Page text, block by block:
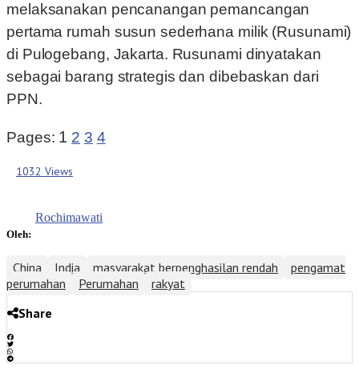
melaksanakan pencanangan pemancangan
pertama rumah susun sederhana milik (Rusunami)
di Pulogebang, Jakarta. Rusunami dinyatakan
sebagai barang strategis dan dibebaskan dari
PPN.
Pages: 1 2 3 4
1032 Views
Oleh:
Rochimawati
China India masyarakat berpenghasilan rendah
pengamat
perumahan
Perumahan
rakyat
Share